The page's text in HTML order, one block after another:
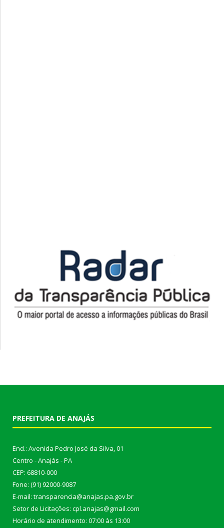
PREFEITURA DE ANAJÁS
End.: Avenida Pedro José da Silva, 01
Centro - Anajás - PA
CEP: 68810-000
Fone: (91) 92000-9087
E-mail: transparencia@anajas.pa.gov.br
Setor de Licitações: cpl.anajas@gmail.com
Horário de atendimento: 07:00 às 13:00